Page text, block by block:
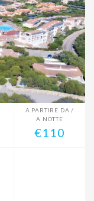
A PARTIRE DA /
A NOTTE
€110